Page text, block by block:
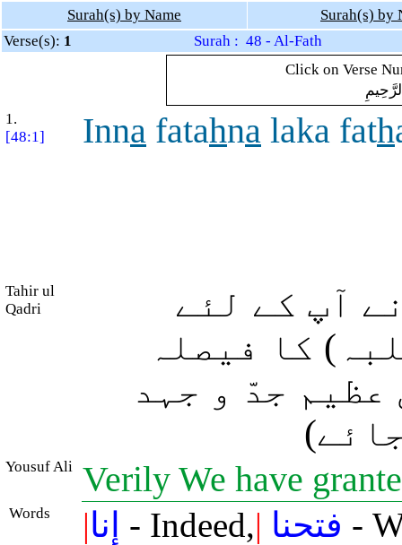
Surah(s) by Name
Surah(s) by
Verse(s): 1
Surah : 48 - Al-Fath
Click on Verse
1.
[48:1]
Inna fatahna laka fath
Tahir ul
Qadri
آپ کے لئے
کا فیصلہ
جدّ و جہد
Yousuf Ali Verily We have
Words |إنا - Indeed,| فتحنا -